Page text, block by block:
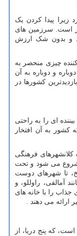
زیرا پیدا کردن یک
است. سرزمین های
و بدون شک ارزش
چیزی منحصر به
و دوباره به آن
کشورها در
ای را به راحتی
کشور به آن افتخار
کلانشهرهای فرهنگی
شروع می شود و تحت
تا شهرهای دوست
آمالفی، راوللو، و
جذاب را با خانه های
ارائه می دهند .
که پنج دریا، از